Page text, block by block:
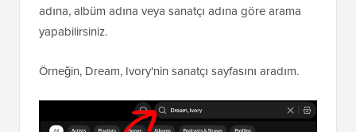
adına, albüm adına veya sanatçı adına göre arama
yapabilirsiniz.
Örneğin, Dream, Ivory'nin sanatçı sayfasını aradım.